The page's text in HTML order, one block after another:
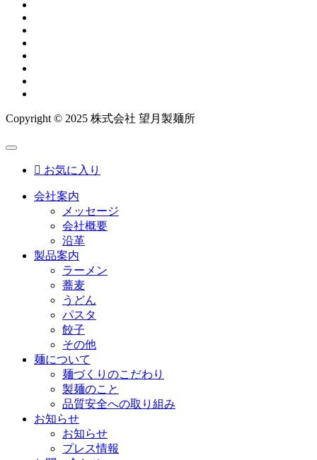
Copyright © 2025 株式会社 望月製麺所
 お気に入り
会社案内
メッセージ
会社概要
沿革
製品案内
ラーメン
蕎麦
うどん
パスタ
餃子
その他
麺について
麺づくりのこだわり
製麺のこと
品質安全への取り組み
お知らせ
お知らせ
プレス情報